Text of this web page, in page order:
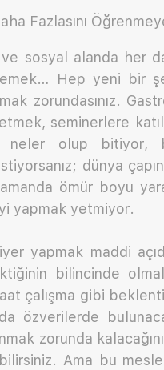
Fazlasını
sosyal alanda her
Hep yeni bir
zorundasınız.
seminerlere
neler olup bitiyor,
dünya
ömür boyu
yapmak yetmiyor.
yapmak maddi
bilincinde
çalışma gibi
özverilerde
zorunda
Ama bu